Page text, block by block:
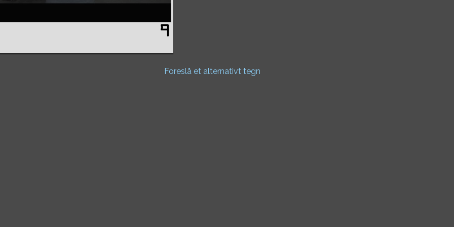
Foreslå et alternativt tegn